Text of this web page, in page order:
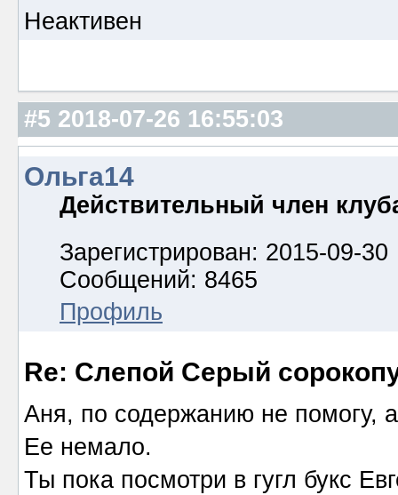
Неактивен
#5 2018-07-26 16:55:03
Ольга14
Действительный член
Зарегистрирован: 2015-09-30
Сообщений: 8465
Профиль
Re: Слепой Серый
Аня, по содержанию не помогу,
Ее немало.
Ты пока посмотри в гугл букс